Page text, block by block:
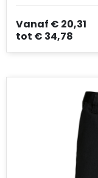
Vanaf € 20,31
tot € 34,78